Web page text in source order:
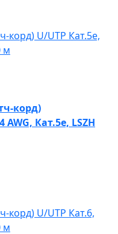
корд)
Кат.5e, LSZH